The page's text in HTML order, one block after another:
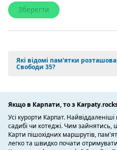
Які відомі пам'ятки
Свободи 35?
Якщо в Карпати, то з
Усі курорти Карпат.
садибі чи котеджі. Чим зайнятись,
Карти пішохідних маршрутів,
легко та швидко почати